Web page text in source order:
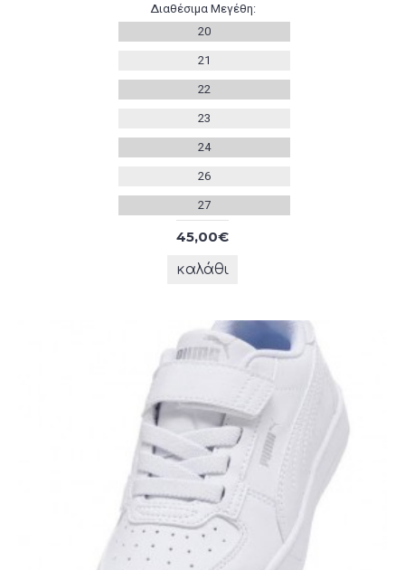
Διαθέσιμα Μεγέθη:
20
21
22
23
24
26
27
45,00€
καλάθι